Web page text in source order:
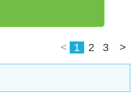
< 1 2 3 >